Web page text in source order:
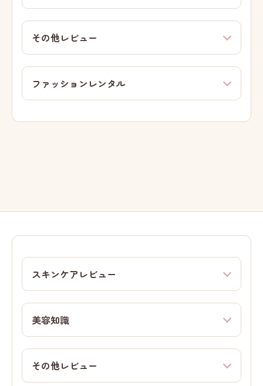
その他レビュー
ファッションレンタル
スキンケアレビュー
美容知識
その他レビュー